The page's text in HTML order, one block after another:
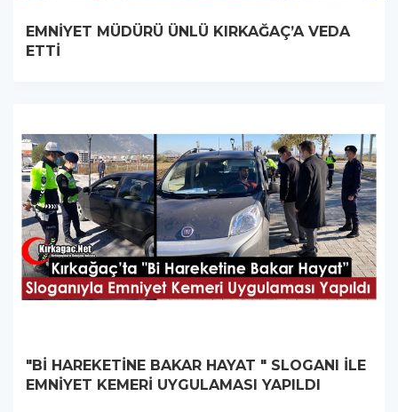
EMNİYET MÜDÜRÜ ÜNLÜ KIRKAĞAÇ’A VEDA
ETTİ
"Bİ HAREKETİNE BAKAR HAYAT " SLOGANI İLE
EMNİYET KEMERİ UYGULAMASI YAPILDI